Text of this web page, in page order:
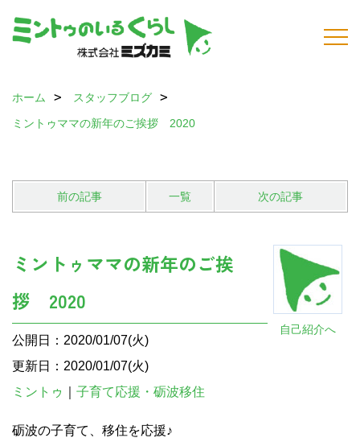
ホーム
スタッフブログ
ミントゥママの新年のご挨拶 2020
前の記事 一覧 次の記事
自己紹介へ
ミントゥママの新年のご挨
拶 2020
公開日：2020/01/07(火)
更新日：2020/01/07(火)
ミントゥ
子育て応援・砺波移住
砺波の子育て、移住を応援♪